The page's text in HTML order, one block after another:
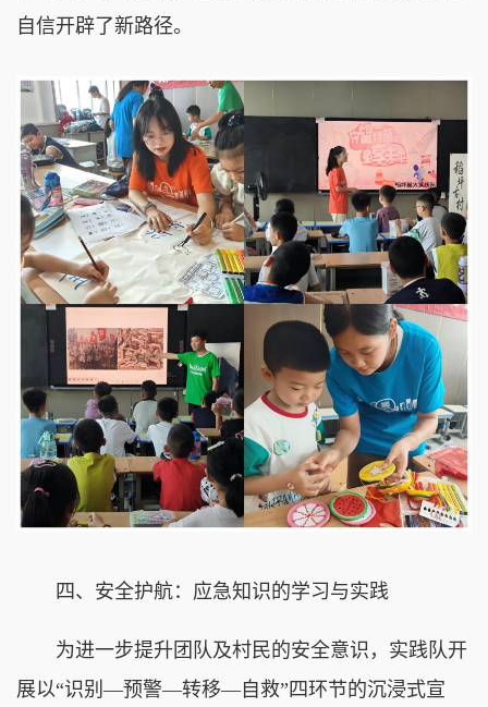
自信开辟了新路径。
四、安全护航：应急知识的学习与实践
为进一步提升团队及村民的安全意识，实践队开
展以“识别—预警—转移—自救”四环节的沉浸式宣